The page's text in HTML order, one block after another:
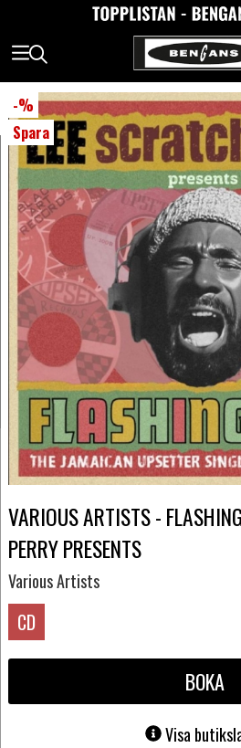
-%
Spara
VARIOUS ARTISTS -
PERRY PRESENTS
Various Artists
CD
BOKA
Visa